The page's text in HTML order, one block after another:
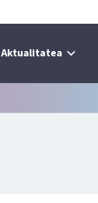
Aktualitatea